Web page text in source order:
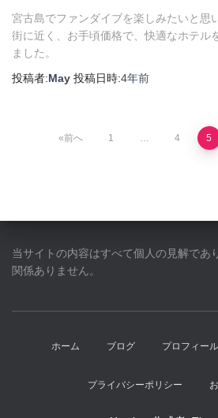
宮古島でファンダイブを楽しみたいと思
街に近く、お手頃価格で、快適なホテル
ました。
投稿者:May 投稿日時:4年前
ペ
前へ 1 4 5
当サイトの内容はすべて個人の見解であ
関係ありません。
ホーム ブログ プロフィール
プライバシーポリシー